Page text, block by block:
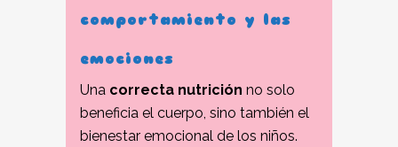
comportamiento y las
emociones
Una correcta nutrición no solo
beneficia el cuerpo, sino también el
bienestar emocional de los niños.